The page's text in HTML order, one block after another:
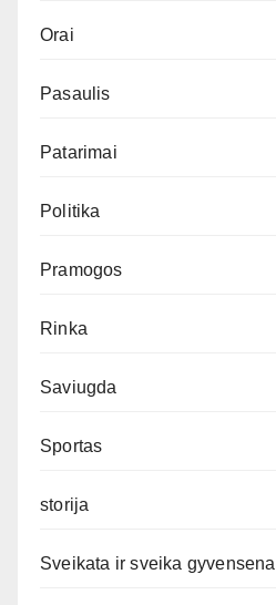
Orai
Pasaulis
Patarimai
Politika
Pramogos
Rinka
Saviugda
Sportas
storija
Sveikata ir sveika gyvensena